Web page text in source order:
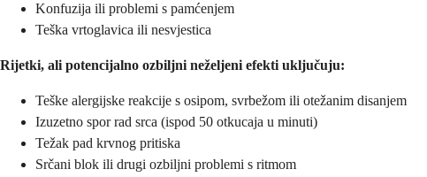
Konfuzija ili problemi s pamćenjem
Teška vrtoglavica ili nesvjestica
Rijetki, ali potencijalno ozbiljni neželjeni efekti uključuju:
Teške alergijske reakcije s osipom, svrbežom ili otežanim disanjem
Izuzetno spor rad srca (ispod 50 otkucaja u minuti)
Težak pad krvnog pritiska
Srčani blok ili drugi ozbiljni problemi s ritmom